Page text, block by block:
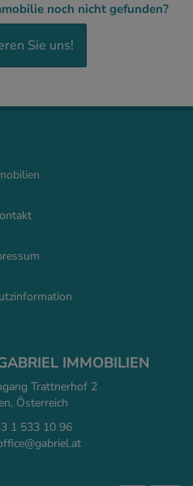
noch nicht gefunden?
Sie uns!
IMMOBILIEN
Trattnerhof 2
Österreich
1 533 10 96